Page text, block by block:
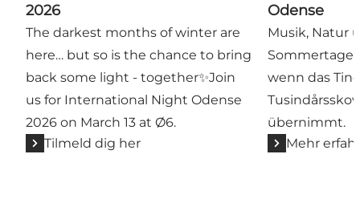
2026
The darkest months of winter are
here… but so is the chance to bring
back some light - together✨Join
us for International Night Odense
2026 on March 13 at Ø6.
Tilmeld dig her
Odense
Musik, Natur
Sommertage
wenn das
übernimmt.
Mehr